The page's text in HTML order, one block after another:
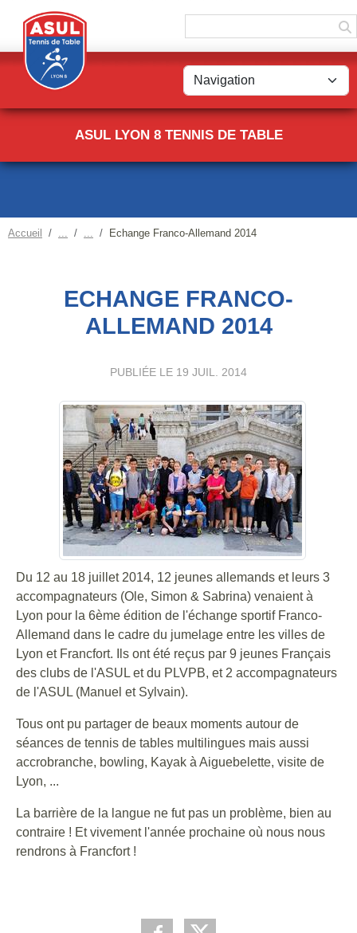
ASUL LYON 8 TENNIS DE TABLE
Accueil Echange Franco-Allemand 2014
ECHANGE FRANCO-
ALLEMAND 2014
PUBLIÉE LE 19 JUIL. 2014
Du 12 au 18 juillet 2014, 12 jeunes allemands et leurs 3
accompagnateurs (Ole, Simon & Sabrina) venaient à
Lyon pour la 6ème édition de l'échange sportif Franco-
Allemand dans le cadre du jumelage entre les villes de
Lyon et Francfort. Ils ont été reçus par 9 jeunes Français
des clubs de l'ASUL et du PLVPB, et 2 accompagnateurs
de l'ASUL (Manuel et Sylvain).
Tous ont pu partager de beaux moments autour de
séances de tennis de tables multilingues mais aussi
accrobranche, bowling, Kayak à Aiguebelette, visite de
Lyon, ...
La barrière de la langue ne fut pas un problème, bien au
contraire ! Et vivement l'année prochaine où nous nous
rendrons à Francfort !
Panneau de gestion des cookies